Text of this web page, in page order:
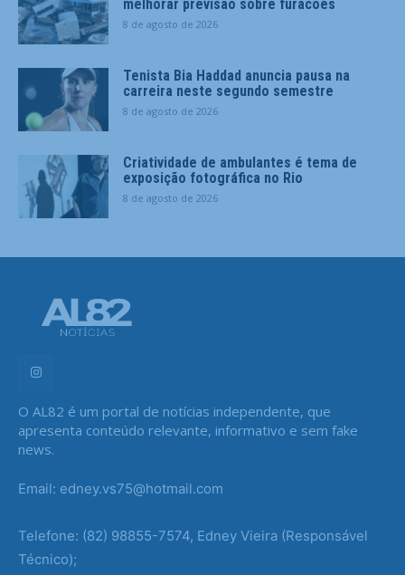
melhorar previsão sobre furacões
8 de agosto de 2026
Tenista Bia Haddad anuncia pausa na
carreira neste segundo semestre
8 de agosto de 2026
Criatividade de ambulantes é tema de
exposição fotográfica no Rio
8 de agosto de 2026
O AL82 é um portal de notícias independente, que
apresenta conteúdo relevante, informativo e sem fake
news.
Email: edney.vs75@hotmail.com
Telefone: (82) 98855-7574, Edney Vieira (Responsável
Técnico);